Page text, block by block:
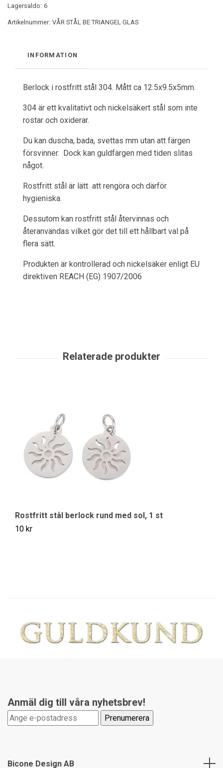
Lagersaldo: 6
Artikelnummer: VÅR STÅL BE TRIANGEL GLAS
INFORMATION
Berlock i rostfritt stål 304. Mått ca 12.5x9.5x5mm.
304 är ett kvalitativt och nickelsäkert stål som inte
rostar och oxiderar.
Du kan duscha, bada, svettas mm utan att färgen
försvinner. Dock kan guldfärgen med tiden slitas
något.
Rostfritt stål är lätt att rengöra och därför
hygieniska.
Dessutom kan rostfritt stål återvinnas och
återanvändas vilket gör det till ett hållbart val på
flera sätt.
Produkten är kontrollerad och nickelsäker enligt EU
direktiven REACH (EG) 1907/2006
Rostfritt stål berlock rund med sol, 1 st
10 kr
Anmäl dig till våra nyhetsbrev!
Bicone Design AB